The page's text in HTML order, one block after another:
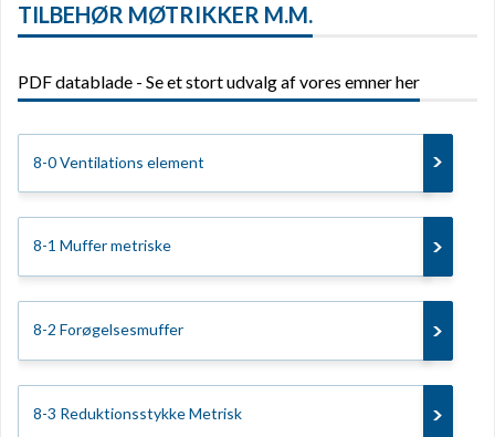
TILBEHØR MØTRIKKER M.M.
PDF datablade - Se et stort udvalg af vores emner her
8-0 Ventilations element
8-1 Muffer metriske
8-2 Forøgelsesmuffer
8-3 Reduktionsstykke Metrisk